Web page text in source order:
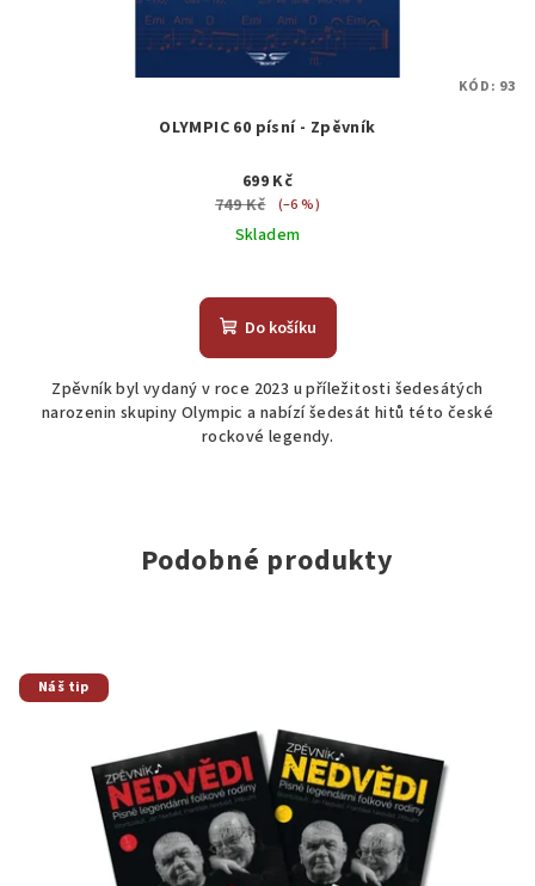
OLYMPIC 60 písní - Zpěvník
699 Kč
749 Kč
(–6 %)
Skladem
hodnocení
produktu
z
5
hvězdiček.
Do košíku
Zpěvník byl vydaný v roce 2023 u příležitosti šedesátých
narozenin skupiny Olympic a nabízí šedesát hitů této české
rockové legendy.
KÓD: 93
Podobné produkty
Náš tip